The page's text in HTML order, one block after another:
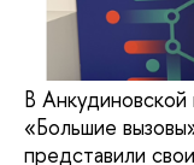
В
«Большие
представили